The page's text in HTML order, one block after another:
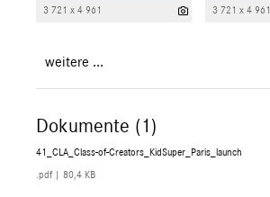
3 721 x 4 961 3 721 x 4 961
weitere ...
Dokumente (1)
41_CLA_Class-of-Creators_KidSuper_Paris_launch
.pdf 80,4 KB